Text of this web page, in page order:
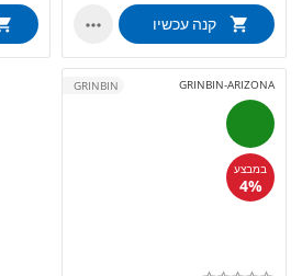
קנה עכשיו 
GRINBIN-ARIZONA
במבצע
4%
GRINBIN